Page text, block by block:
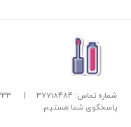
شماره تماس: 37718484 |
32944333
پاسخگوی شما هستیم.